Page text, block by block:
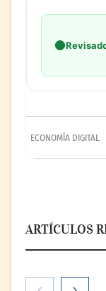
ECONOMÍA DIGITAL
ARTÍCULOS